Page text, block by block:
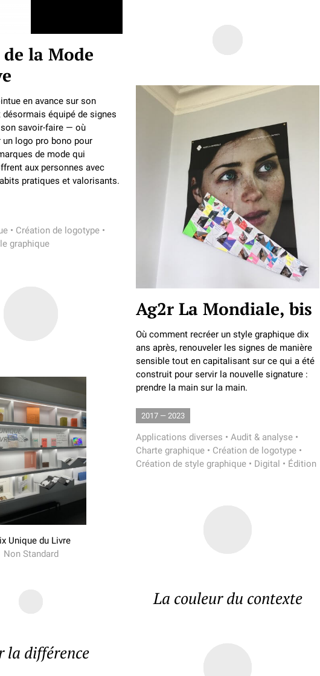
la Mode
en avance sur son
désormais équipé de signes
savoir-faire — où
logo pro bono pour
de mode qui
aux personnes avec
pratiques et valorisants.
• Création de logotype •
graphique
Ag2r La Mondiale, bis
Où comment recréer un style graphique dix
ans après, renouveler les signes de manière
sensible tout en capitalisant sur ce qui a été
construit pour servir la nouvelle signature :
prendre la main sur la main.
2017 — 2023
Applications diverses • Audit & analyse •
Charte graphique • Création de logotype •
Création de style graphique • Digital • Édition
Unique du Livre
Non Standard
La couleur du contexte
la différence